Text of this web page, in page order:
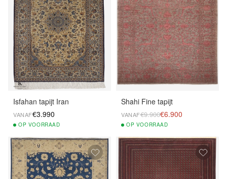
Isfahan tapijt Iran
VANAF€3.990
OP VOORRAAD
Shahi Fine tapijt
VANAF€9.900€6.900
OP VOORRAAD